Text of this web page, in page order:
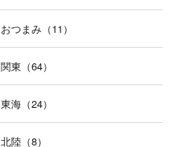
おつまみ（11）
関東（64）
東海（24）
北陸（8）